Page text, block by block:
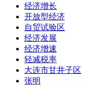
经济增长
开放型经济
自贸试验区
经济发展
经济增速
轻减税率
大连市甘井子区
张明